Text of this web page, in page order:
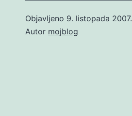
Objavljeno 9. listopada 2007.
Autor mojblog